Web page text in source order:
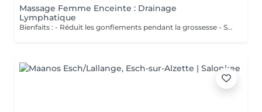
Massage Femme Enceinte : Drainage
Lymphatique
Bienfaits : - Réduit les gonflements pendant la grossesse - Soulage les jambes lourdes - Améliore la circulation - Procure confort et légèreté